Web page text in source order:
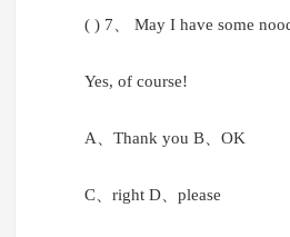
( ) 7、 May I have some
Yes, of course!
A、Thank you B、OK
C、right D、please